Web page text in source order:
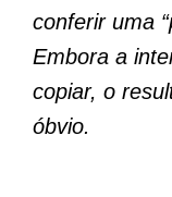
conferir uma
Embora a
copiar, o
óbvio.